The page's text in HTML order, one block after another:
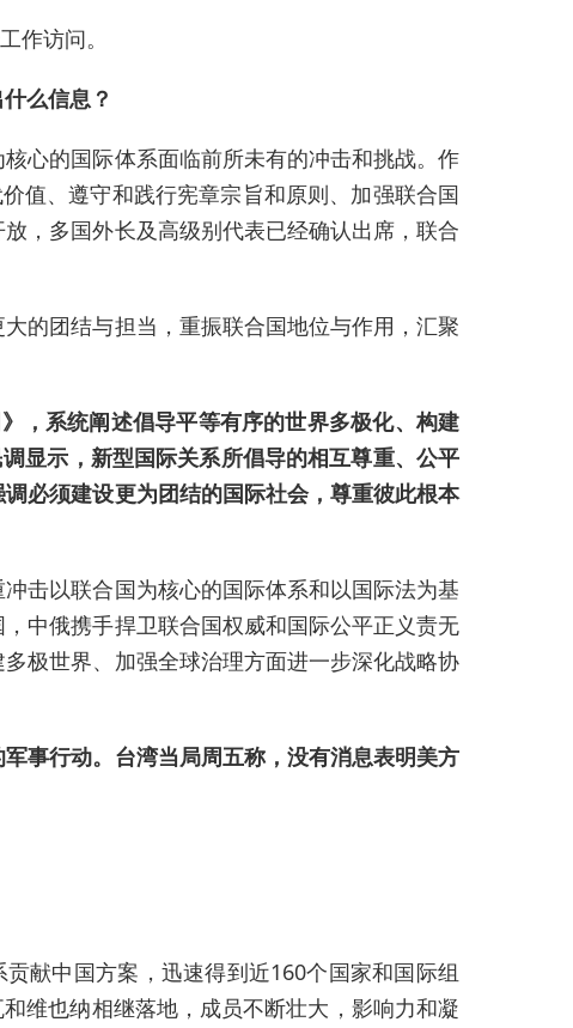
作访问。
么信息？
心的国际体系面临前所未有的冲击和挑战。作
值、遵守和践行宪章宗旨和原则、加强联合国
，多国外长及高级别代表已经确认出席，联合
的团结与担当，重振联合国地位与作用，汇聚
，系统阐述倡导平等有序的世界多极化、构建
显示，新型国际关系所倡导的相互尊重、公平
必须建设更为团结的国际社会，尊重彼此根本
击以联合国为核心的国际体系和以国际法为基
中俄携手捍卫联合国权威和国际公平正义责无
极世界、加强全球治理方面进一步深化战略协
事行动。台湾当局周五称，没有消息表明美方
献中国方案，迅速得到近160个国家和国际组
维也纳相继落地，成员不断壮大，影响力和凝